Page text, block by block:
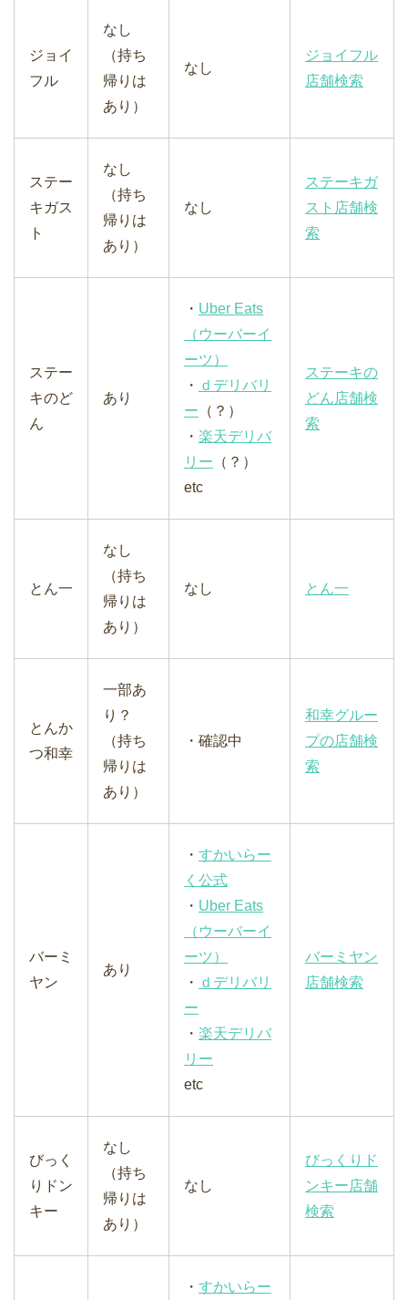
ジョイ
フル
なし
（持ち
帰りは
あり）
なし
ジョイフル
店舗検索
ステー
キガス
ト
なし
（持ち
帰りは
あり）
なし
ステーキガ
スト店舗検
索
ステー
キのど
ん
あり
・ Uber Eats
（ウーバーイ
ーツ）
・ ｄデリバリ
ー （？）
・ 楽天デリバ
リー （？）
etc
ステーキの
どん店舗検
索
とん一
なし
（持ち
帰りは
あり）
なし とん一
とんか
つ和幸
一部あ
り？
（持ち
帰りは
あり）
・確認中
和幸グルー
プの店舗検
索
バーミ
ヤン
あり
・ すかいらー
く公式
・ Uber Eats
（ウーバーイ
ーツ）
・ ｄデリバリ
ー
・ 楽天デリバ
リー
etc
バーミヤン
店舗検索
びっく
りドン
キー
なし
（持ち
帰りは
あり）
なし
びっくりド
ンキー店舗
検索
・ すかいらー